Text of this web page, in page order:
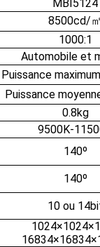
MBI5124
8500cd/
1000:1
Automobile et
Puissance
Puissance
0.8kg
9500K-
140º
140º
10 ou